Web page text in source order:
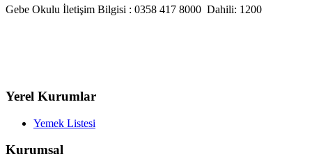
Gebe Okulu İletişim Bilgisi : 0358 417 8000 Dahili: 1200
Yerel Kurumlar
Yemek Listesi
Kurumsal